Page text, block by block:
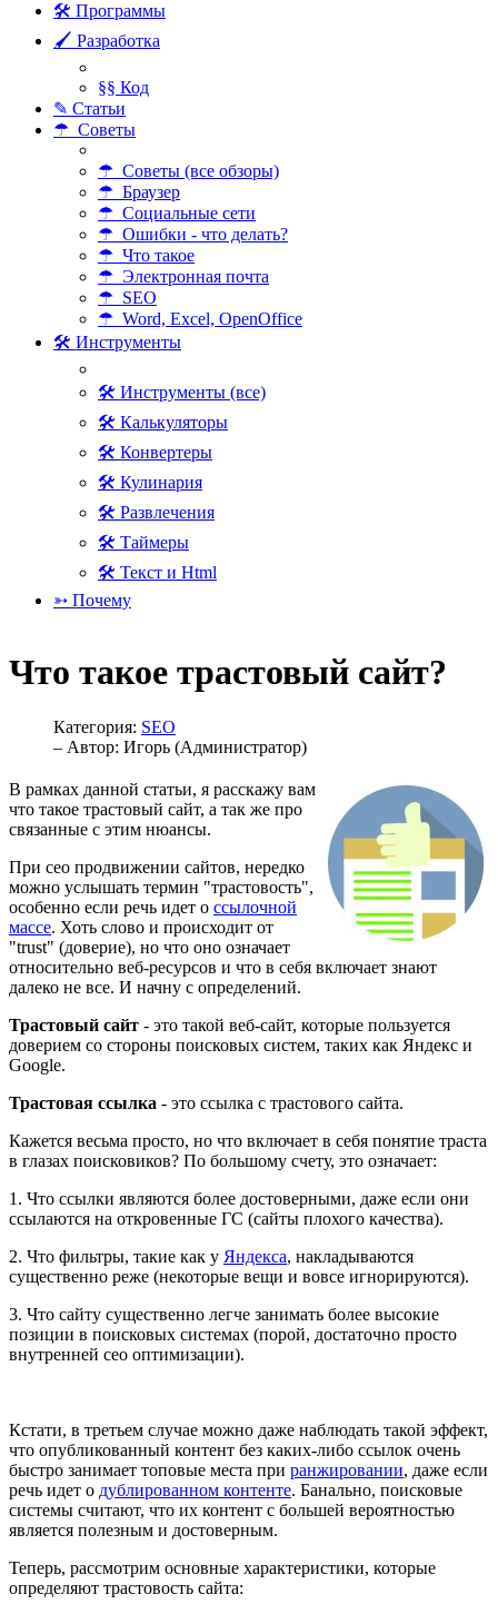
🛠 Программы
🖌 Разработка
§§ Код
✎ Статьи
☂ Советы
☂ Советы (все обзоры)
☂ Браузер
☂ Социальные сети
☂ Ошибки - что делать?
☂ Что такое
☂ Электронная почта
☂ SEO
☂ Word, Excel, OpenOffice
🛠 Инструменты
🛠 Инструменты (все)
🛠 Калькуляторы
🛠 Конвертеры
🛠 Кулинария
🛠 Развлечения
🛠 Таймеры
🛠 Текст и Html
➳ Почему
Что такое трастовый сайт?
Категория: SEO
– Автор: Игорь (Администратор)
В рамках данной статьи, я расскажу вам
что такое трастовый сайт, а так же про
связанные с этим нюансы.
При сео продвижении сайтов, нередко
можно услышать термин "трастовость",
особенно если речь идет о ссылочной
массе. Хоть слово и происходит от
"trust" (доверие), но что оно означает
относительно веб-ресурсов и что в себя включает знают
далеко не все. И начну с определений.
Трастовый сайт - это такой веб-сайт, которые пользуется
доверием со стороны поисковых систем, таких как Яндекс и
Google.
Трастовая ссылка - это ссылка с трастового сайта.
Кажется весьма просто, но что включает в себя понятие траста
в глазах поисковиков? По большому счету, это означает:
1. Что ссылки являются более достоверными, даже если они
ссылаются на откровенные ГС (сайты плохого качества).
2. Что фильтры, такие как у Яндекса, накладываются
существенно реже (некоторые вещи и вовсе игнорируются).
3. Что сайту существенно легче занимать более высокие
позиции в поисковых системах (порой, достаточно просто
внутренней сео оптимизации).
Кстати, в третьем случае можно даже наблюдать такой эффект,
что опубликованный контент без каких-либо ссылок очень
быстро занимает топовые места при ранжировании, даже если
речь идет о дублированном контенте. Банально, поисковые
системы считают, что их контент с большей вероятностью
является полезным и достоверным.
Теперь, рассмотрим основные характеристики, которые
определяют трастовость сайта: